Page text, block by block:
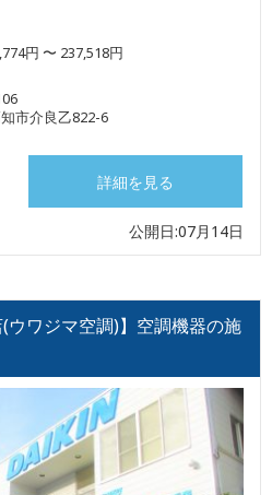
円 〜 237,518円
市介良乙822-6
詳細を見る
公開日:07月14日
(ウワジマ空調)】空調機器の施